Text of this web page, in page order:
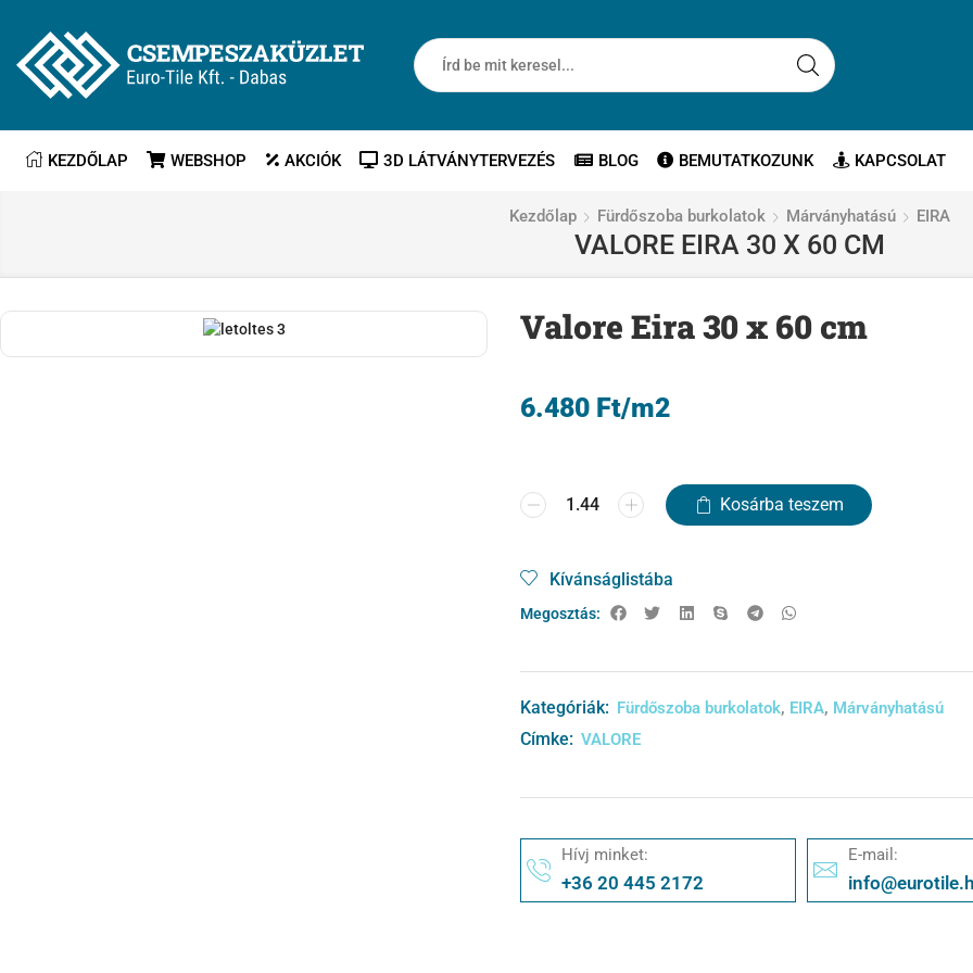
KEZDŐLAP WEBSHOP AKCIÓK 3D LÁTVÁNYTERVEZÉS BLOG BEMUTATKOZUNK KAPCSOLAT
Kezdőlap Fürdőszoba burkolatok Márványhatású EIRA
VALORE EIRA 30 X 60 CM
Valore Eira 30 x 60 cm
6.480 Ft/m2
Kosárba teszem
Kívánságlistába
Megosztás:
Kategóriák: Fürdőszoba burkolatok, EIRA, Márványhatású
Címke: VALORE
Hívj minket:
+36 20 445 2172
E-mail: